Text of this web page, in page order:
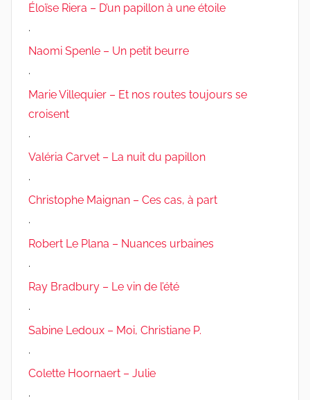
Éloïse Riera – D’un papillon à une étoile
.
Naomi Spenle – Un petit beurre
.
Marie Villequier – Et nos routes toujours se
croisent
.
Valéria Carvet – La nuit du papillon
.
Christophe Maignan – Ces cas, à part
.
Robert Le Plana – Nuances urbaines
.
Ray Bradbury – Le vin de l’été
.
Sabine Ledoux – Moi, Christiane P.
.
Colette Hoornaert – Julie
.